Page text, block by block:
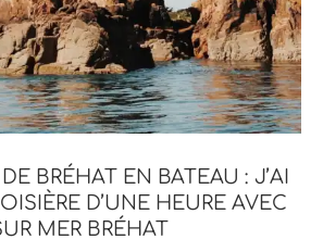
BRÉHAT EN BATEAU : J’AI
D’UNE HEURE AVEC
MER BRÉHAT